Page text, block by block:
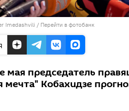
Imedashvili / Перейти в фотобанк
мая председатель
мечта" Кобахидзе